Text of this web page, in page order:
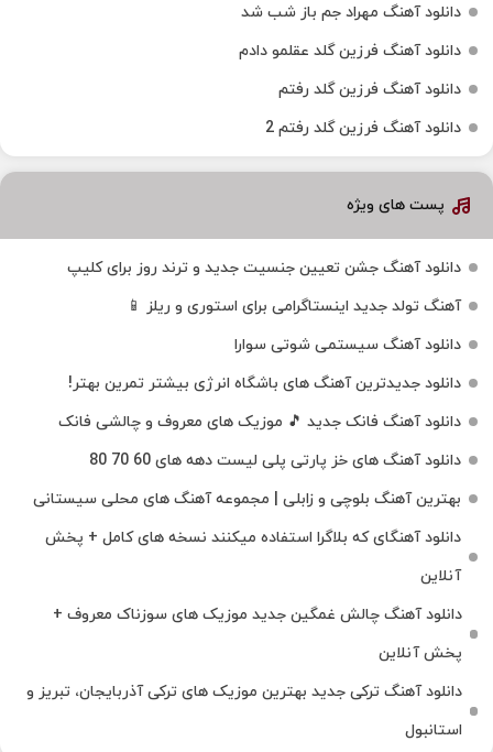
دانلود آهنگ مهراد جم باز شب شد
دانلود آهنگ فرزین گلد عقلمو دادم
دانلود آهنگ فرزین گلد رفتم
دانلود آهنگ فرزین گلد رفتم 2
پست های ویژه
دانلود آهنگ جشن تعیین جنسیت جدید و ترند روز برای کلیپ
آهنگ تولد جدید اینستاگرامی برای استوری و ریلز 📱
دانلود آهنگ سیستمی شوتی سوارا
دانلود جدیدترین آهنگ‌ های باشگاه انرژی بیشتر تمرین بهتر!
دانلود آهنگ فانک جدید 🎵 موزیک‌ های معروف و چالشی فانک
دانلود آهنگ های خز پارتی پلی لیست دهه های 60 70 80
بهترین آهنگ بلوچی و زابلی | مجموعه آهنگ‌ های محلی سیستانی
دانلود آهنگای که بلاگرا استفاده میکنند نسخه های کامل + پخش
آنلاین
دانلود آهنگ چالش غمگین جدید موزیک های سوزناک معروف +
پخش آنلاین
دانلود آهنگ ترکی جدید بهترین موزیک‌ های ترکی آذربایجان، تبریز و
استانبول